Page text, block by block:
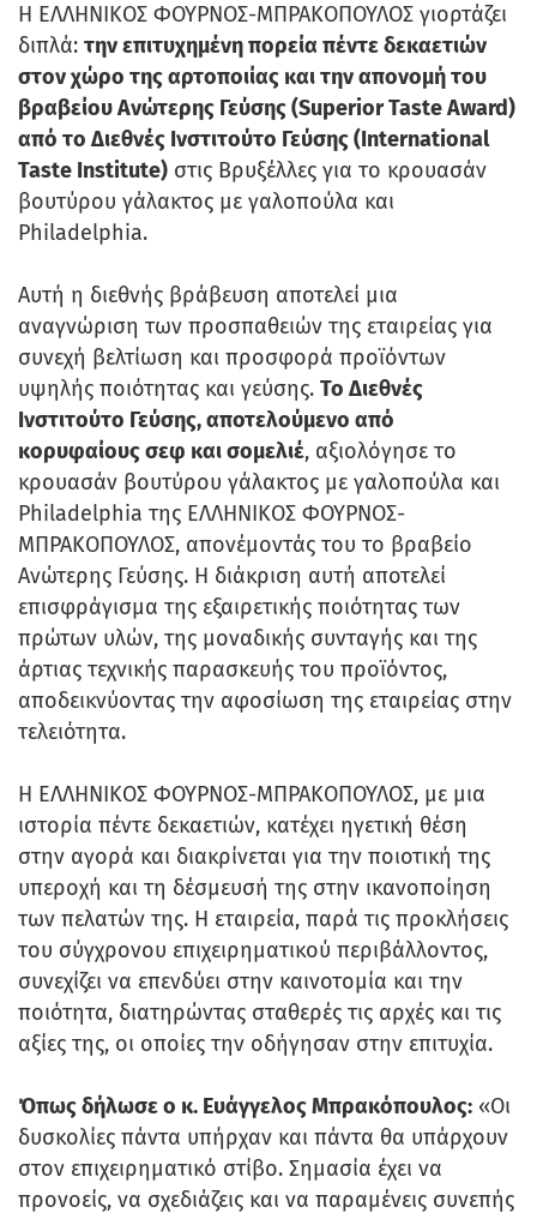
Η ΕΛΛΗΝΙΚΟΣ ΦΟΥΡΝΟΣ-ΜΠΡΑΚΟΠΟΥΛΟΣ γιορτάζει
διπλά: την επιτυχημένη πορεία πέντε δεκαετιών
στον χώρο της αρτοποιίας και την απονομή του
βραβείου Ανώτερης Γεύσης (Superior Taste Award)
από το Διεθνές Ινστιτούτο Γεύσης (International
Taste Institute) στις Βρυξέλλες για το κρουασάν
βουτύρου γάλακτος με γαλοπούλα και
Philadelphia.
Αυτή η διεθνής βράβευση αποτελεί μια
αναγνώριση των προσπαθειών της εταιρείας για
συνεχή βελτίωση και προσφορά προϊόντων
υψηλής ποιότητας και γεύσης. Το Διεθνές
Ινστιτούτο Γεύσης, αποτελούμενο από
κορυφαίους σεφ και σομελιέ, αξιολόγησε το
κρουασάν βουτύρου γάλακτος με γαλοπούλα και
Philadelphia της ΕΛΛΗΝΙΚΟΣ ΦΟΥΡΝΟΣ-
ΜΠΡΑΚΟΠΟΥΛΟΣ, απονέμοντάς του το βραβείο
Ανώτερης Γεύσης. Η διάκριση αυτή αποτελεί
επισφράγισμα της εξαιρετικής ποιότητας των
πρώτων υλών, της μοναδικής συνταγής και της
άρτιας τεχνικής παρασκευής του προϊόντος,
αποδεικνύοντας την αφοσίωση της εταιρείας στην
τελειότητα.
Η ΕΛΛΗΝΙΚΟΣ ΦΟΥΡΝΟΣ-ΜΠΡΑΚΟΠΟΥΛΟΣ, με μια
ιστορία πέντε δεκαετιών, κατέχει ηγετική θέση
στην αγορά και διακρίνεται για την ποιοτική της
υπεροχή και τη δέσμευσή της στην ικανοποίηση
των πελατών της. Η εταιρεία, παρά τις προκλήσεις
του σύγχρονου επιχειρηματικού περιβάλλοντος,
συνεχίζει να επενδύει στην καινοτομία και την
ποιότητα, διατηρώντας σταθερές τις αρχές και τις
αξίες της, οι οποίες την οδήγησαν στην επιτυχία.
Όπως δήλωσε ο κ. Ευάγγελος Μπρακόπουλος: «Οι
δυσκολίες πάντα υπήρχαν και πάντα θα υπάρχουν
στον επιχειρηματικό στίβο. Σημασία έχει να
προνοείς, να σχεδιάζεις και να παραμένεις συνεπής